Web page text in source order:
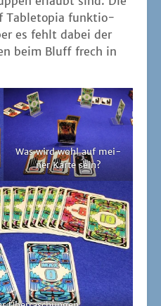
Überraschungen
| 15 bis 30
| Hei­del­BÄR Games
Györi –